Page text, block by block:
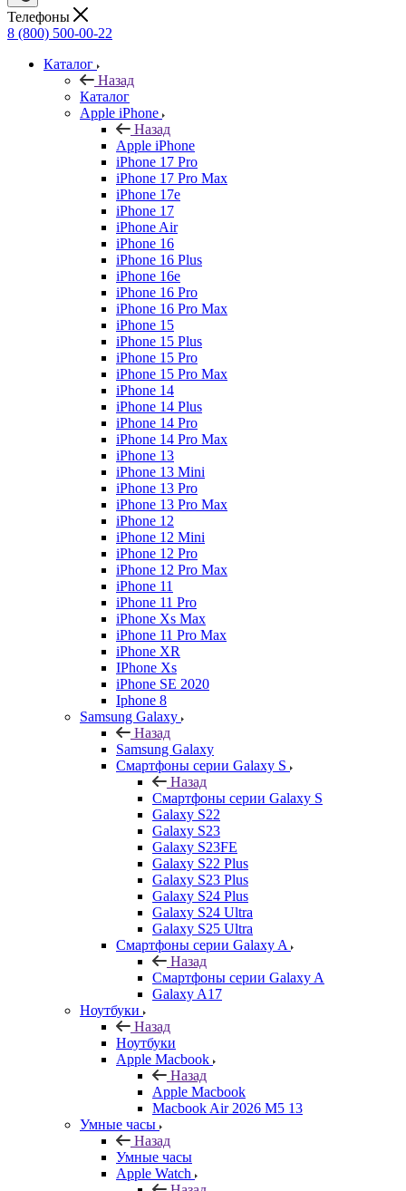
Телефоны
8 (800) 500-00-22
Каталог
Назад
Каталог
Apple iPhone
Назад
Apple iPhone
iPhone 17 Pro
iPhone 17 Pro Max
iPhone 17e
iPhone 17
iPhone Air
iPhone 16
iPhone 16 Plus
iPhone 16e
iPhone 16 Pro
iPhone 16 Pro Max
iPhone 15
iPhone 15 Plus
iPhone 15 Pro
iPhone 15 Pro Max
iPhone 14
iPhone 14 Plus
iPhone 14 Pro
iPhone 14 Pro Max
iPhone 13
iPhone 13 Mini
iPhone 13 Pro
iPhone 13 Pro Max
iPhone 12
iPhone 12 Mini
iPhone 12 Pro
iPhone 12 Pro Max
iPhone 11
iPhone 11 Pro
iPhone Xs Max
iPhone 11 Pro Max
iPhone XR
IPhone Xs
iPhone SE 2020
Iphone 8
Samsung Galaxy
Назад
Samsung Galaxy
Смартфоны серии Galaxy S
Назад
Смартфоны серии Galaxy S
Galaxy S22
Galaxy S23
Galaxy S23FE
Galaxy S22 Plus
Galaxy S23 Plus
Galaxy S24 Plus
Galaxy S24 Ultra
Galaxy S25 Ultra
Смартфоны серии Galaxy A
Назад
Смартфоны серии Galaxy A
Galaxy A17
Ноутбуки
Назад
Ноутбуки
Apple Macbook
Назад
Apple Macbook
Macbook Air 2026 M5 13
Умные часы
Назад
Умные часы
Apple Watch